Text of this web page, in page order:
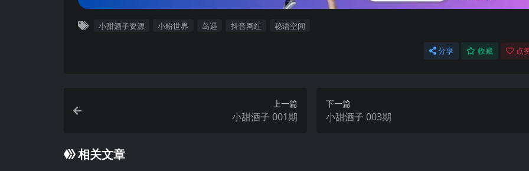
小甜酒子资源 小粉世界 岛遇 抖音网红 秘语空间
分享 收藏 点
上一篇
小甜酒子 001期
下一篇
小甜酒子 003期
相关文章